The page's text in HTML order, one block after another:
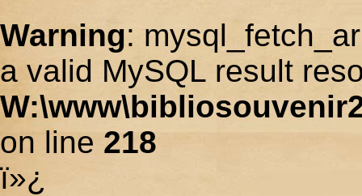
Warning:
a valid MySQL result
on line 218
ï»¿